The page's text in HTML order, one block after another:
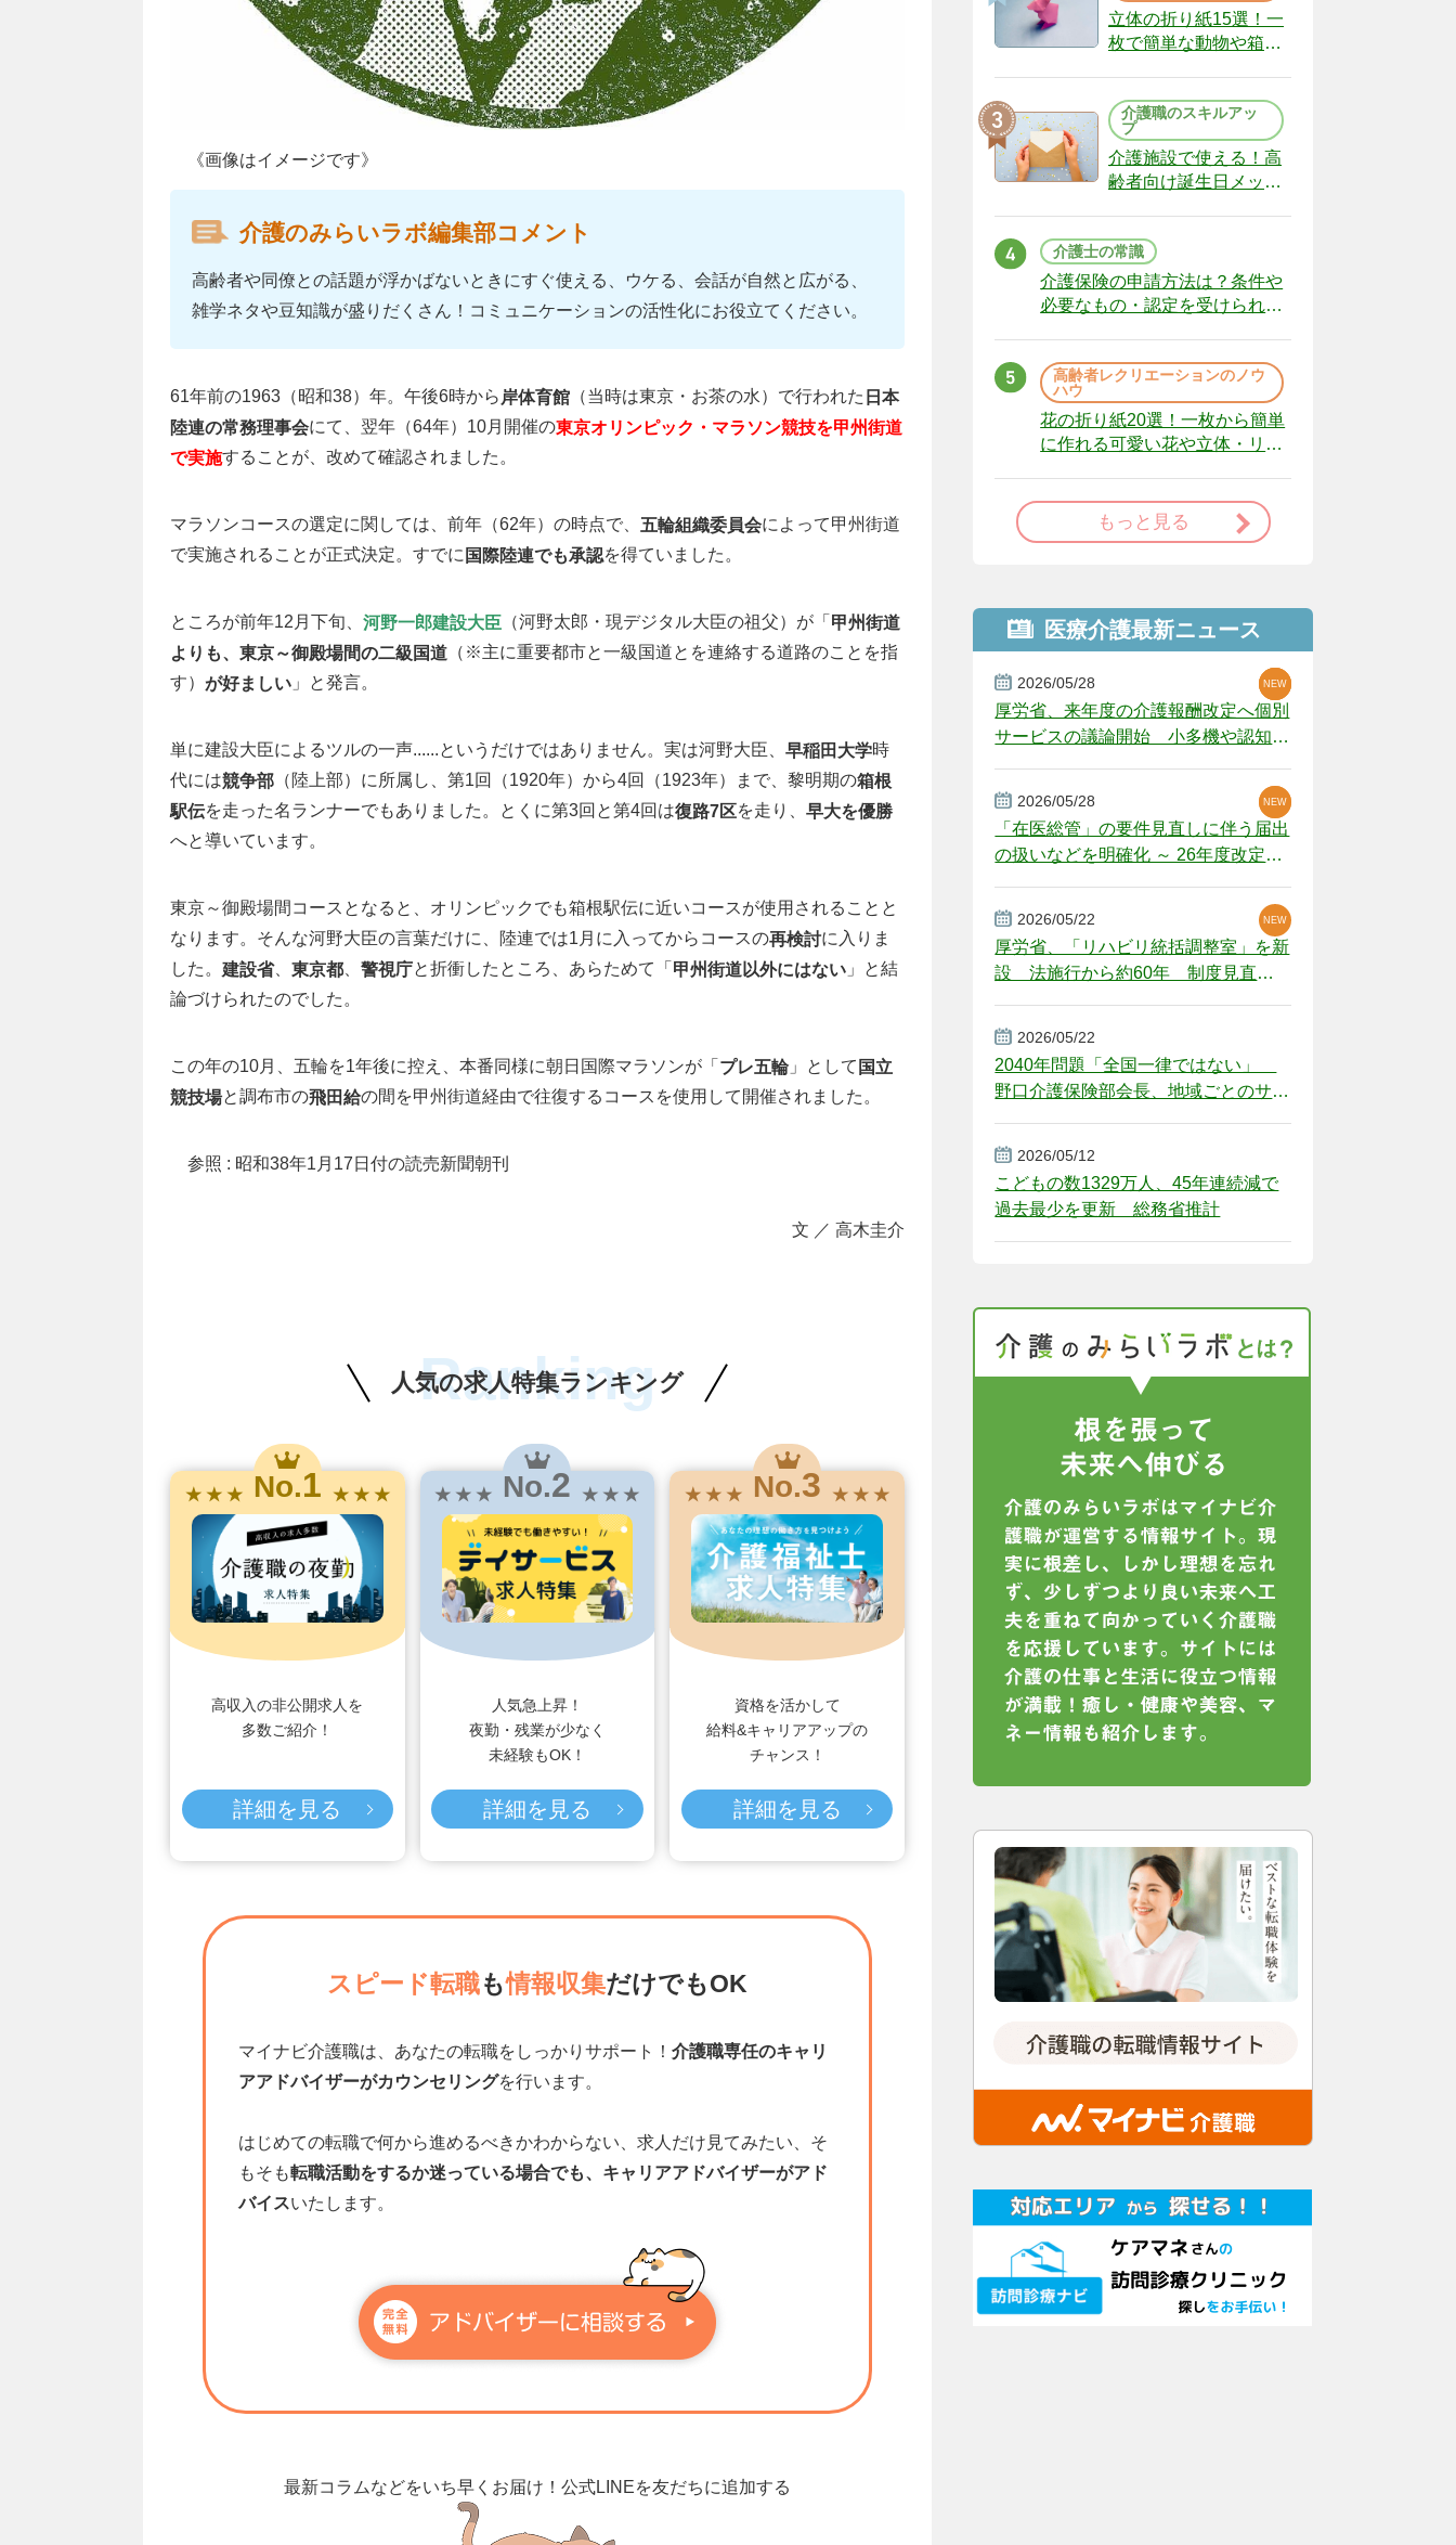
《画像はイメージです》
介護のみらいラボ編集部コメント
高齢者や同僚との話題が浮かばないときにすぐ使える、ウケる、会話が自然と広がる、
雑学ネタや豆知識が盛りだくさん！コミュニケーションの活性化にお役立てください。
61年前の1963（昭和38）年。午後6時から 岸体育館 （当時は東京・お茶の水）で行われた 日本
陸連の常務理事会にて、翌年（64年）10月開催の東京オリンピック・マラソン競技を甲州街道
で実施することが、改めて確認されました。
マラソンコースの選定に関しては、前年（62年）の時点で、 五輪組織委員会によって甲州街道
で実施されることが正式決定。すでに 国際陸連でも承認を得ていました。
ところが前年12月下旬、 河野一郎建設大臣 （河野太郎・現デジタル大臣の祖父）が「 甲州街道
よりも、東京～御殿場間の二級国道 （※主に重要都市と一級国道とを連絡する道路のことを指
す） が好ましい 」と発言。
単に建設大臣によるツルの一声......というだけではありません。実は河野大臣、 早稲田大学時
代には競争部 （陸上部）に所属し、第1回（1920年）から4回（1923年）まで、黎明期の箱根
駅伝を走った名ランナーでもありました。とくに第3回と第4回は復路7区を走り、 早大を優勝
へと導いています。
東京～御殿場間コースとなると、オリンピックでも箱根駅伝に近いコースが使用されることと
なります。そんな河野大臣の言葉だけに、陸連では1月に入ってからコースの再検討に入りま
した。 建設省、 東京都 警視庁と折衝したところ、あらためて「 甲州街道以外にはない 」と結
論づけられたのでした。
この年の10月、五輪を1年後に控え、本番同様に朝日国際マラソンが「 プレ五輪」として 国立
競技場と調布市の飛田給の間を甲州街道経由で往復するコースを使用して開催されました。
参照 : 昭和38年1月17日付の読売新聞朝刊
文 ／ 高木圭介
人気の求人特集ランキング
Ranking
★ ★ ★ No.1 ★ ★ ★
高収入の非公開求人を
多数ご紹介！
詳細を見る
★ ★ ★ No.2 ★ ★ ★
人気急上昇！
夜勤・残業が少なく
未経験もOK！
詳細を見る
★ ★ ★ No.3 ★ ★ ★
資格を活かして
給料&キャリアアップの
チャンス！
詳細を見る
スピード転職も情報収集だけでもOK
マイナビ介護職は、あなたの転職をしっかりサポート！ 介護職専任のキャリ
アアドバイザーがカウンセリングを行います。
はじめての転職で何から進めるべきかわからない、求人だけ見てみたい、そ
もそも転職活動をするか迷っている場合でも、キャリアアドバイザーがアド
バイスいたします。
最新コラムなどをいち早くお届け！ 公式LINEを友だちに追加する
立体の折り紙15選！一
枚で簡単な動物や箱、
介護職のスキルアッ
プ
介護施設で使える！高
齢者向け誕生日メッセ
介護士の常識
介護保険の申請方法は？条件や
必要なもの・認定を受けられな
高齢者レクリエーションのノウ
ハウ
花の折り紙20選！一枚から簡単
に作れる可愛い花や立体・リー
もっと見る
医療介護最新ニュース
2026/05/28
厚労省、来年度の介護報酬改定へ個別
サービスの議論開始 小多機や認知症
NEW
NEW
NEW
2026/05/28
「在医総管」の要件見直しに伴う届出
の扱いなどを明確化 ～ 26年度改定疑
NEW
NEW
2026/05/22
厚労省、「リハビリ統括調整室」を新
設 法施行から約60年 制度見直し
NEW
2026/05/22
2040年問題「全国一律ではない」
野口介護保険部会長、地域ごとのサー
2026/05/12
こどもの数1329万人、45年連続減で
過去最少を更新 総務省推計